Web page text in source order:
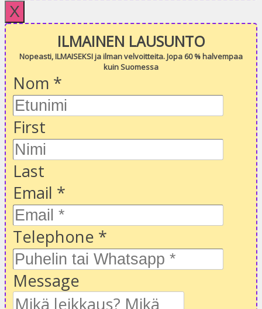
X
ILMAINEN LAUSUNTO
Nopeasti, ILMAISEKSI ja ilman velvoitteita. Jopa 60 % halvempaa
kuin Suomessa
Nom *
First
Last
Email *
Telephone *
Message